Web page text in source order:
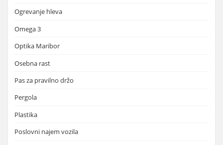
Ogrevanje hleva
Omega 3
Optika Maribor
Osebna rast
Pas za pravilno držo
Pergola
Plastika
Poslovni najem vozila